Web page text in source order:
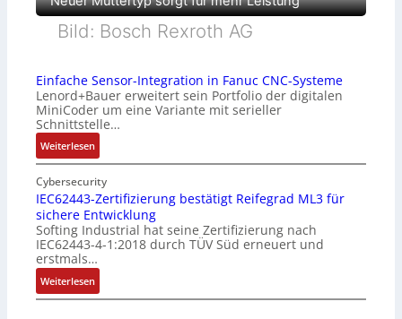
Bild: Bosch Rexroth AG
Einfache Sensor-Integration in Fanuc CNC-Systeme
Lenord+Bauer erweitert sein Portfolio der digitalen
MiniCoder um eine Variante mit serieller
Schnittstelle…
Weiterlesen:
E
i
n
f
a
c
h
e
S
Cybersecurity
IEC62443-Zertifizierung bestätigt Reifegrad ML3 für
sichere Entwicklung
Softing Industrial hat seine Zertifizierung nach
IEC62443-4-1:2018 durch TÜV Süd erneuert und
erstmals…
Weiterlesen:
I